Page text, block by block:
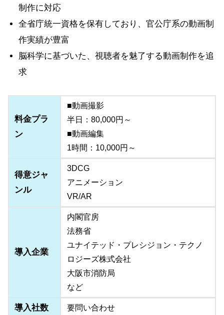
制作に対応
全省庁統一資格を保有しており、官公庁系の動画制
作実績が豊富
脳科学に基づいた、視聴者を魅了する動画制作を追
求
料金プラ
ン
■動画撮影
半日：80,000円～
■動画編集
1時間：10,000円～
得意ジャ
ンル
3DCG
アニメーション
VR/AR
導入企業
内閣官房
法務省
ユナイテッド・プレシジョン・テクノ
ロジーズ株式会社
大阪市消防局
など
導入社数 要問い合わせ